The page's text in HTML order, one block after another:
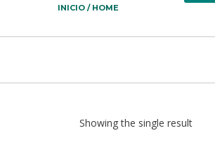
INICIO / HOME
Showing the single result